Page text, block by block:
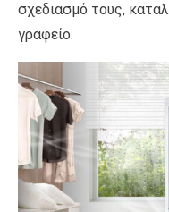
σχεδιασμό τους,
γραφείο.